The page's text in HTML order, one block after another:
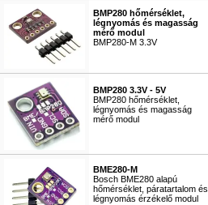
BMP280 hőmérséklet,
légnyomás és magasság
mérő modul
BMP280-M 3.3V
BMP280 3.3V - 5V
BMP280 hőmérséklet,
légnyomás és magasság
mérő modul
BME280-M
Bosch BME280 alapú
hőmérséklet, páratartalom és
légnyomás érzékelő modul